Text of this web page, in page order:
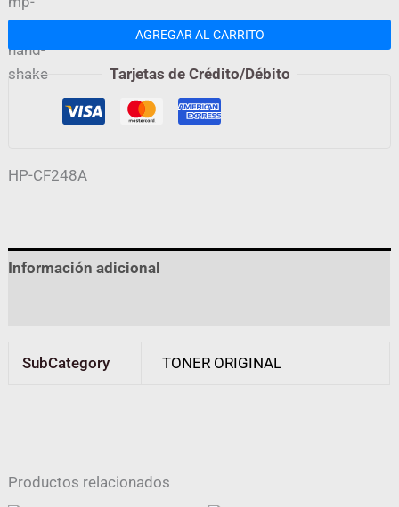
AGREGAR AL CARRITO
Tarjetas de Crédito/Débito
HP-CF248A
Información adicional
SubCategory TONER ORIGINAL
Productos relacionados